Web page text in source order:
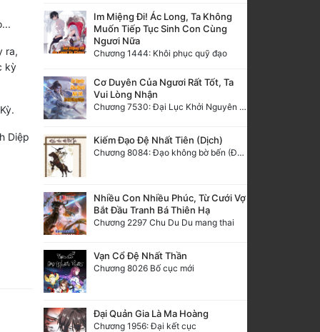
ra,
kỳ
Diệp
Im Miệng Đi! Ác Long, Ta Không
Muốn Tiếp Tục Sinh Con Cùng
Ngươi Nữa
Chương 1444: Khôi phục quỹ đạo
Cơ Duyên Của Ngươi Rất Tốt, Ta
Vui Lòng Nhận
Chương 7530: Đại Lục Khởi Nguyên – Kiến Thành 71
Kiếm Đạo Đệ Nhất Tiên (Dịch)
Chương 8084: Đạo không bờ bến (Đại kết cục) (10)
Nhiều Con Nhiều Phúc, Từ Cưới Vợ
Bắt Đầu Tranh Bá Thiên Hạ
Chương 2297 Chu Du Du mang thai
Vạn Cổ Đệ Nhất Thần
Chương 8026 Bố cục mới
Đại Quản Gia Là Ma Hoàng
Chương 1956: Đại kết cục